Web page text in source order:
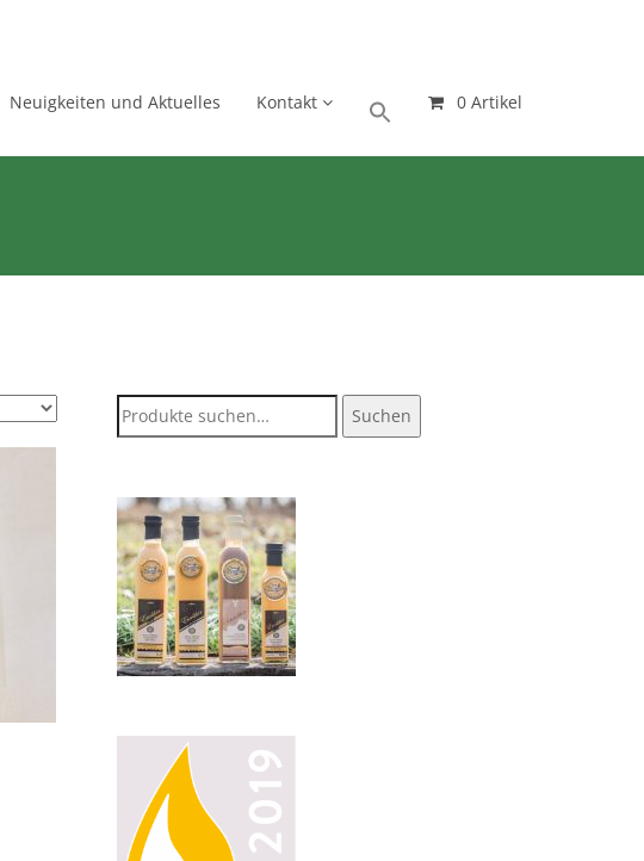
Neuigkeiten und Aktuelles Kontakt 0 Artikel
Suche
Suchen